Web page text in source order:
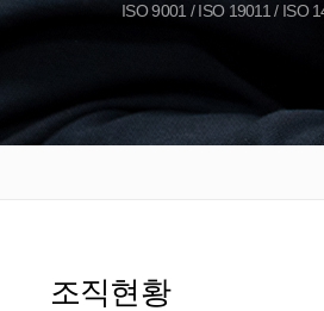
ISO 9001 / ISO 19011 / ISO
조직현황